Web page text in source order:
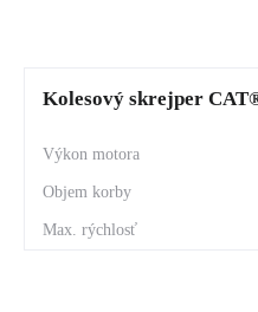
Kolesový skrejper